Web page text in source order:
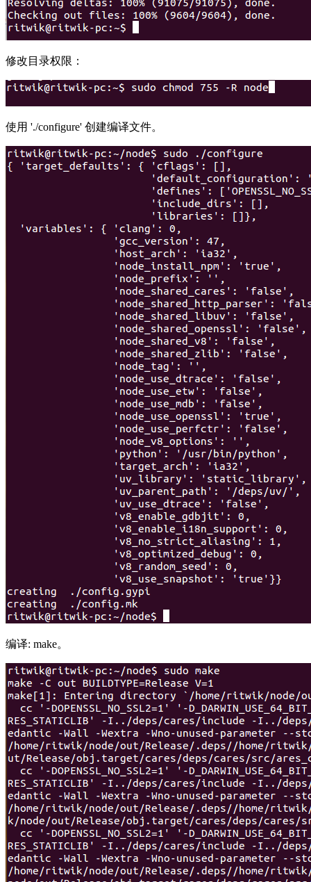
修改目录权限：
使用 './configure' 创建编译文件。
编译: make。